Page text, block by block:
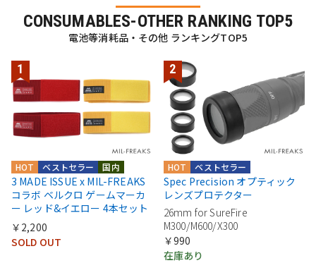
CONSUMABLES-OTHER RANKING TOP5
電池等消耗品・その他 ランキングTOP5
国内
ベストセラー
HOT
3 MADE ISSUE x MIL-FREAKS
コラボ ベルクロ ゲームマーカ
ー レッド&イエロー 4本セット
￥2,200
SOLD OUT
ベストセラー
HOT
Spec Precision オプティック
レンズプロテクター
26mm for SureFire
M300/M600/X300
￥990
在庫あり